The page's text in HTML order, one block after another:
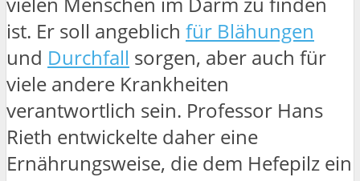
ist. Er soll angeblich für Blähungen
und Durchfall sorgen, aber auch für
viele andere Krankheiten
verantwortlich sein. Professor Hans
Rieth entwickelte daher eine
Ernährungsweise, die dem Hefepilz ein